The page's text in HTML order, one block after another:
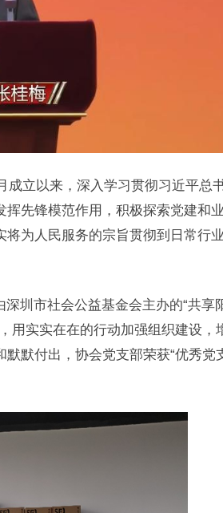
成立以来，深入学习贯彻习近平总
先锋模范作用，积极探索党建和
为人民服务的宗旨贯彻到日常行
圳市社会公益基金会主办的“共享
实实在在的行动加强组织建设，
默付出，协会党支部荣获“优秀党